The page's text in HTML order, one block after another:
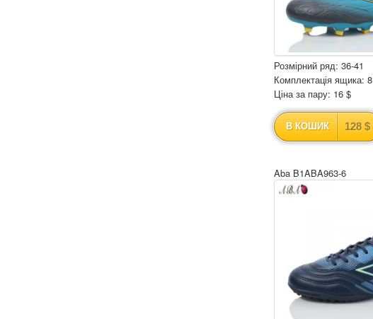
Розмірний ряд: 36-41
Комплектація ящика: 8
Ціна за пару: 16 $
В КОШИК 128 $
Aba B1ABA963-6